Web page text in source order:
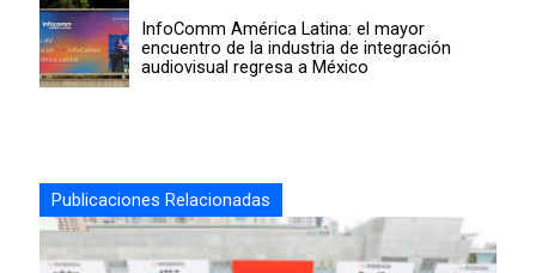
InfoComm América Latina: el mayor
encuentro de la industria de integración
audiovisual regresa a México
Publicaciones Relacionadas